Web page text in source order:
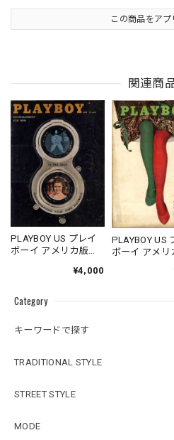
Category
キーワードで探す
TRADITIONAL STYLE
STREET STYLE
MODE
この商品をアプ
関連商
PLAYBOY US プレイ
ボーイ アメリカ版
¥4,000
PLAYBOY US
ボーイ アメリ